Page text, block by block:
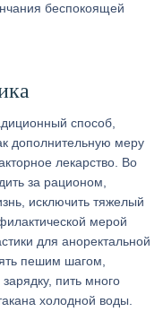
беспокоящей
способ,
дополнительную меру
лекарство. Во
за рационом,
исключить тяжелый
мерой
для аноректальной
пешим шагом,
пить много
холодной воды.